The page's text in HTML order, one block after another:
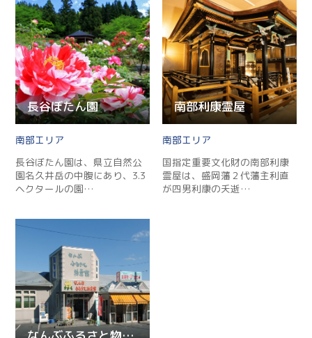
長谷ぼたん園
南部
長谷ぼたん園は、県立自然公
園名久井岳の中腹にあり、3.3
ヘクタールの園…
南部利康霊屋
南部
国指定重要文化財の南部利康
霊屋は、盛岡藩２代藩主利直
が四男利康の夭逝…
Copy URL